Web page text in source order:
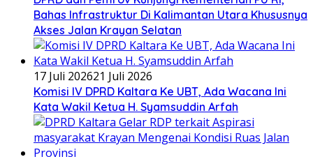
Bahas Infrastruktur Di Kalimantan Utara Khususnya
Akses Jalan Krayan Selatan
17 Juli 202621 Juli 2026
Komisi IV DPRD Kaltara Ke UBT, Ada Wacana Ini
Kata Wakil Ketua H. Syamsuddin Arfah